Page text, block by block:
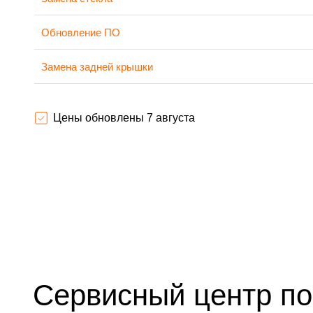
Обновление ПО
Замена задней крышки
Замена NFC антенны
Цены обновлены 7 августа
Сервисный центр